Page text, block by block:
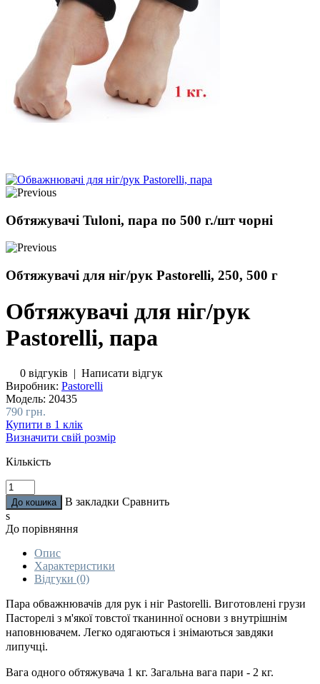
Обтяжувачі Tuloni, пара по 500 г./шт чорні
Обтяжувачі для ніг/рук Pastorelli, 250, 500 г
Обтяжувачі для ніг/рук
Pastorelli, пара
0 відгуків | Написати відгук
Виробник: Pastorelli
Модель: 20435
790 грн.
Купити в 1 клік
Визначити свій розмір
Кількість
В закладки Сравнить
s
До порівняння
Опис
Характеристики
Відгуки (0)
Пара обважнювачів для рук і ніг Pastorelli. Виготовлені грузи
Пасторелі з м'якої товстої тканинної основи з внутрішнім
наповнювачем. Легко одягаються і знімаються завдяки
липучці.
Вага одного обтяжувача 1 кг. Загальна вага пари - 2 кг.